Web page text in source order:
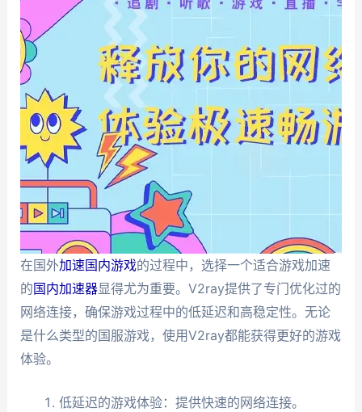
在国外加速国内游戏的过程中，选择一个适合游戏加速
的国内加速器显得尤为重要。V2ray提供了专门优化过的
网络连接，确保游戏过程中的低延迟和高稳定性。无论
是什么类型的国服游戏，使用V2ray都能获得更好的游戏
体验。
低延迟的游戏体验：提供快速的网络连接。